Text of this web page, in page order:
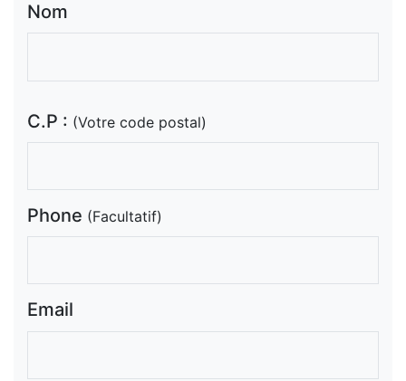
Nom
C.P : (Votre code postal)
Phone (Facultatif)
Email